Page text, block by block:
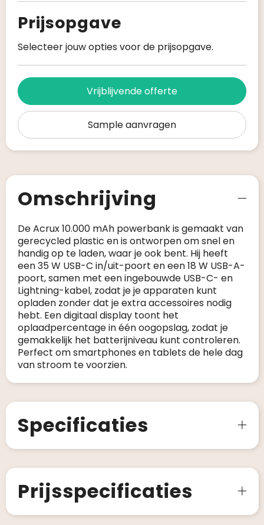
Prijsopgave
Selecteer jouw opties voor de prijsopgave.
Vrijblijvende offerte
Sample aanvragen
Omschrijving
De Acrux 10.000 mAh powerbank is gemaakt van
gerecycled plastic en is ontworpen om snel en
handig op te laden, waar je ook bent. Hij heeft
een 35 W USB-C in/uit-poort en een 18 W USB-A-
poort, samen met een ingebouwde USB-C- en
Lightning-kabel, zodat je je apparaten kunt
opladen zonder dat je extra accessoires nodig
hebt. Een digitaal display toont het
oplaadpercentage in één oogopslag, zodat je
gemakkelijk het batterijniveau kunt controleren.
Perfect om smartphones en tablets de hele dag
van stroom te voorzien.
Specificaties
Prijsspecificaties